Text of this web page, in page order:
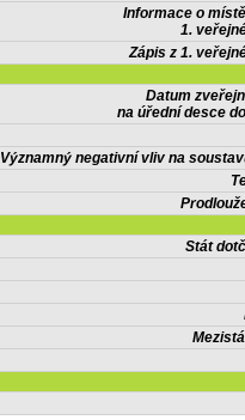
Informace o
1.
Zápis z 1.
Datum
na úřední desce
Významný negativní vliv na
Stát